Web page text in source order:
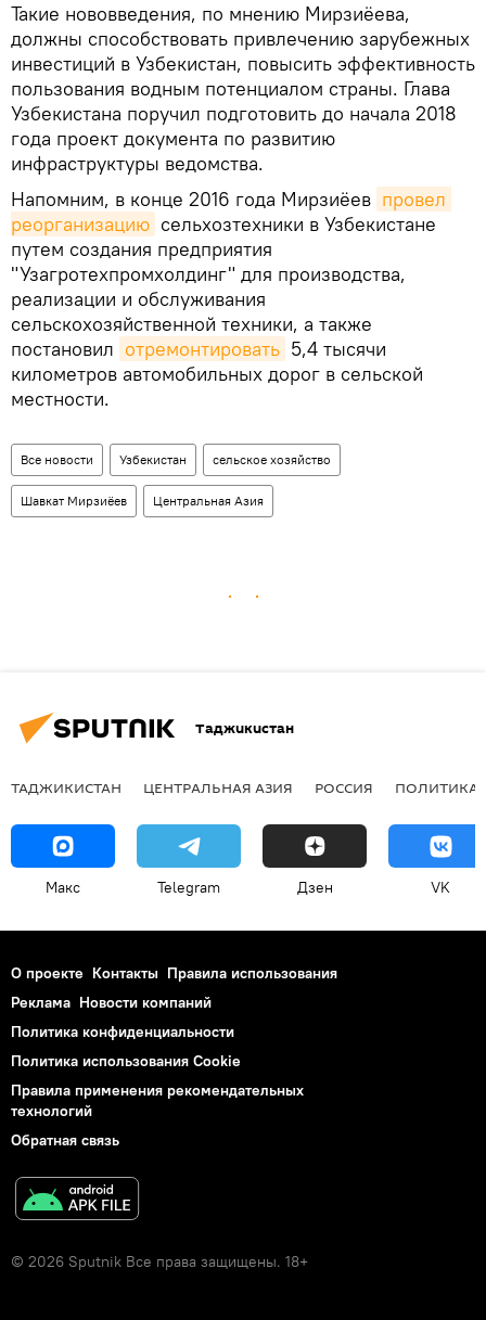
Такие нововведения, по мнению Мирзиёева,
должны способствовать привлечению зарубежных
инвестиций в Узбекистан, повысить эффективность
пользования водным потенциалом страны. Глава
Узбекистана поручил подготовить до начала 2018
года проект документа по развитию
инфраструктуры ведомства.
Напомним, в конце 2016 года Мирзиёев провел
реорганизацию сельхозтехники в Узбекистане
путем создания предприятия
"Узагротехпромхолдинг" для производства,
реализации и обслуживания
сельскохозяйственной техники, а также
постановил отремонтировать 5,4 тысячи
километров автомобильных дорог в сельской
местности.
Все новости Узбекистан сельское хозяйство
Шавкат Мирзиёев Центральная Азия
Таджикистан
ТАДЖИКИСТАН ЦЕНТРАЛЬНАЯ АЗИЯ РОССИЯ ПОЛИТИКА
Макс Telegram Дзен VK
О проекте Контакты Правила использования
Реклама Новости компаний
Политика конфиденциальности
Политика использования Cookie
Правила применения рекомендательных
технологий
Обратная связь
© 2026 Sputnik Все права защищены. 18+